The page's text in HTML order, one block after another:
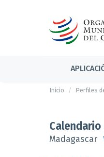
Inicio Perfiles
Madagascar